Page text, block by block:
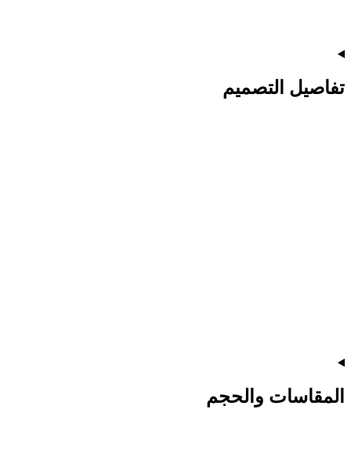
تفاصيل التصميم
المقاسات والحجم